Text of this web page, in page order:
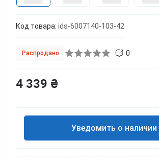
Код товара: ids-6007140-103-42
Распродано 0
4 339 ₴
Уведомить о наличии